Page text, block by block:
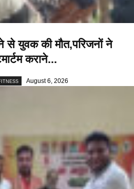
से युवक की मौत,परिजनों ने
कराने...
August 6, 2026